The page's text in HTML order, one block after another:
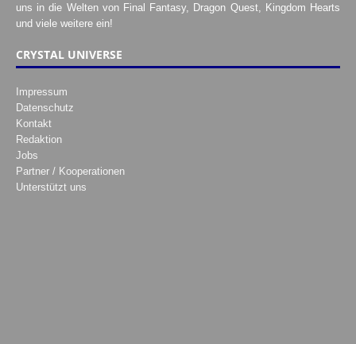
uns in die Welten von Final Fantasy, Dragon Quest, Kingdom Hearts
und viele weitere ein!
CRYSTAL UNIVERSE
Impressum
Datenschutz
Kontakt
Redaktion
Jobs
Partner / Kooperationen
Unterstützt uns